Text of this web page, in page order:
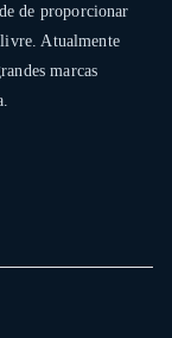
de proporcionar
Atualmente
marcas